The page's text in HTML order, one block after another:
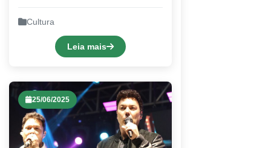
Cultura
Leia mais
25/06/2025